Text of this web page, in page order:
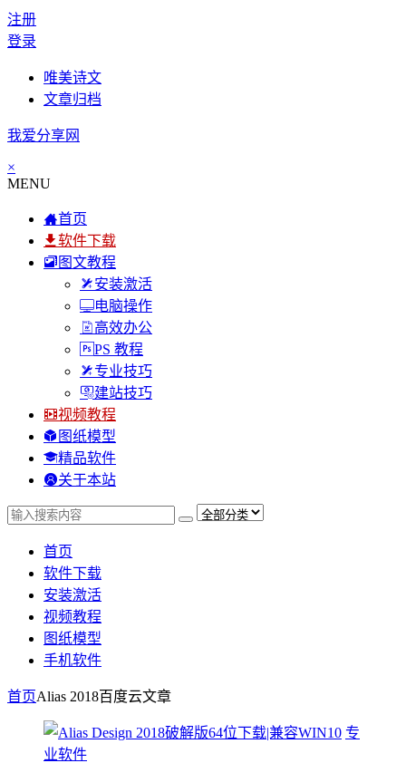
注册
登录
唯美诗文
文章归档
我爱分享网
×
MENU
首页
软件下载
图文教程
安装激活
电脑操作
高效办公
PS 教程
专业技巧
建站技巧
视频教程
图纸模型
精品软件
关于本站
首页
软件下载
安装激活
视频教程
图纸模型
手机软件
首页Alias 2018百度云文章
专
业软件